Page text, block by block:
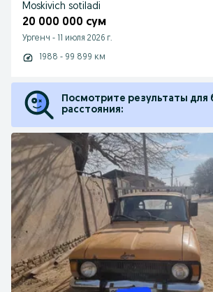
Moskivich sotiladi
20 000 000 сум
Ургенч - 11 июля 2026 г.
1988 - 99 899 км
Посмотрите результаты для
расстояния: